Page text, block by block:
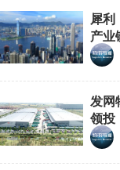
犀利
产业
发网
领投